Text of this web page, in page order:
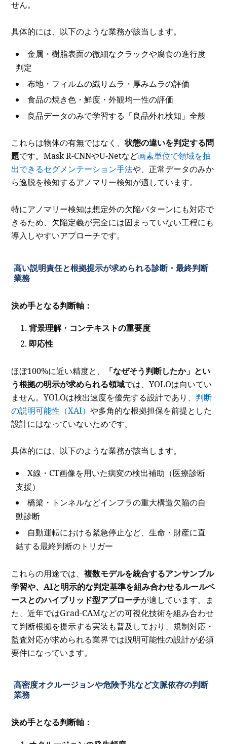
せん。
具体的には、以下のような業務が該当します。
金属・樹脂表面の微細なクラックや腐食の進行度
判定
布地・フィルムの織りムラ・厚みムラの評価
食品の焼き色・鮮度・外観均一性の評価
良品データのみで学習する「良品外れ検知」全般
これらは物体の有無ではなく、状態の違いを判定する問
題です。Mask R-CNNやU-Netなど画素単位で領域を抽
出できるセグメンテーション手法や、正常データのみか
ら逸脱を検知するアノマリー検知が適しています。
特にアノマリー検知は想定外の欠陥パターンにも対応で
きるため、欠陥定義が完全には固まっていない工程にも
導入しやすいアプローチです。
高い説明責任と根拠提示が求められる診断・最終判断
業務
決め手となる判断軸：
背景理解・コンテキストの重要度
即応性
ほぼ100%に近い精度と、
「なぜそう判断したか」とい
う根拠の明示が求められる領域では、YOLOは向いてい
ません。YOLOは検出速度を優先する設計であり、 判断
の説明可能性（XAI）や多角的な根拠担保を前提とした
設計にはなっていないためです。
具体的には、以下のような業務が該当します。
X線・CT画像を用いた病変の検出補助（医療診断
支援）
橋梁・トンネルなどインフラの重大構造欠陥の自
動診断
自動運転における緊急停止など、生命・財産に直
結する最終判断のトリガー
これらの用途では、複数モデルを統合するアンサンブル
学習や、AIと明示的な判定基準を組み合わせるルールベ
ースとのハイブリッド型アプローチが適しています。ま
た、近年ではGrad-CAMなどの可視化技術を組み合わせ
て判断根拠を提示する実装も普及しており、規制対応・
監査対応が求められる業界では説明可能性の設計が必須
要件になっています。
高密度オクルージョンや危険予兆など文脈依存の判断
業務
決め手となる判断軸：